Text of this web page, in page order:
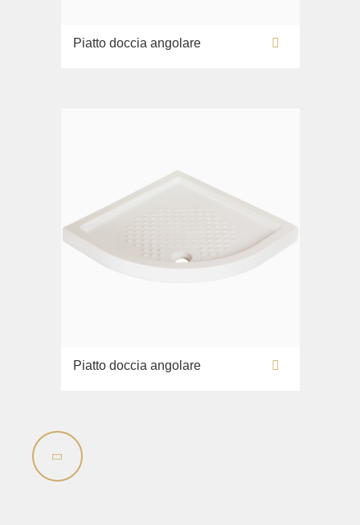
Piatto doccia angolare
Piatto doccia angolare